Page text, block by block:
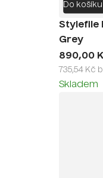
Do košíku
Stylefile
Grey
890,00
735,54 Kč
Skladem